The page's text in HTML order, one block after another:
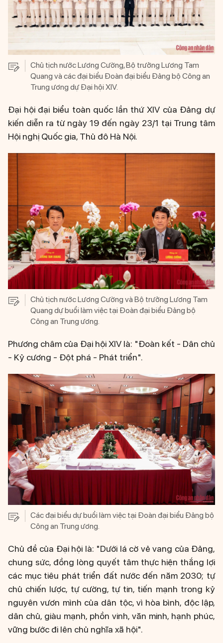
Chủ tịch nước Lương Cường, Bộ trưởng Lương Tam
Quang và các đại biểu Đoàn đại biểu Đảng bộ Công an
Trung ương dự Đại hội XIV.
Đại hội đại biểu toàn quốc lần thứ XIV của Đảng dự
kiến diễn ra từ ngày 19 đến ngày 23/1 tại Trung tâm
Hội nghị Quốc gia, Thủ đô Hà Nội.
Chủ tịch nước Lương Cường và Bộ trưởng Lương Tam
Quang dự buổi làm việc tại Đoàn đại biểu Đảng bộ
Công an Trung ương.
Phương châm của Đại hội XIV là: "Đoàn kết - Dân chủ
- Kỷ cương - Đột phá - Phát triển".
Các đại biểu dự buổi làm việc tại Đoàn đại biểu Đảng bộ
Công an Trung ương.
Chủ đề của Đại hội là: "Dưới lá cờ vẻ vang của Đảng,
chung sức, đồng lòng quyết tâm thực hiện thắng lợi
các mục tiêu phát triển đất nước đến năm 2030; tự
chủ chiến lược, tự cường, tự tin, tiến mạnh trong kỷ
nguyên vươn mình của dân tộc, vì hòa bình, độc lập,
dân chủ, giàu mạnh, phồn vinh, văn minh, hạnh phúc,
vững bước đi lên chủ nghĩa xã hội".